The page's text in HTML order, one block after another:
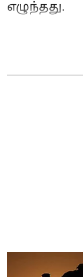
எழுந்தது.